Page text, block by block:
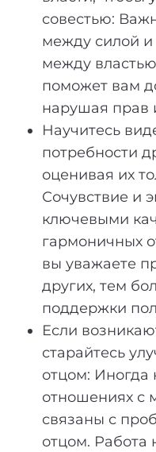
совестью:
между силой и
между
поможет вам
нарушая прав
Научитесь
потребности
оценивая их
Сочувствие и
ключевыми
гармоничных
вы уважаете
других, тем
поддержки
Если
старайтесь
отцом: Иногда
отношениях с
связаны с
отцом.